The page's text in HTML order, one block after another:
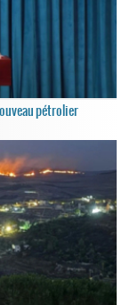
pétrolier